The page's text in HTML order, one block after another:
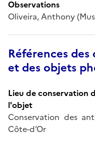
Observations
Oliveira, Anthony
Références
et des objets
Lieu de conservation
l'objet
Conservation des
Côte-d’Or